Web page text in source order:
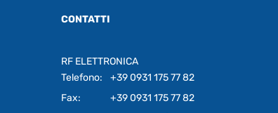
CONTATTI
RF ELETTRONICA
Telefono:
+39 0931 175 77 82
Fax:
+39 0931 175 77 82